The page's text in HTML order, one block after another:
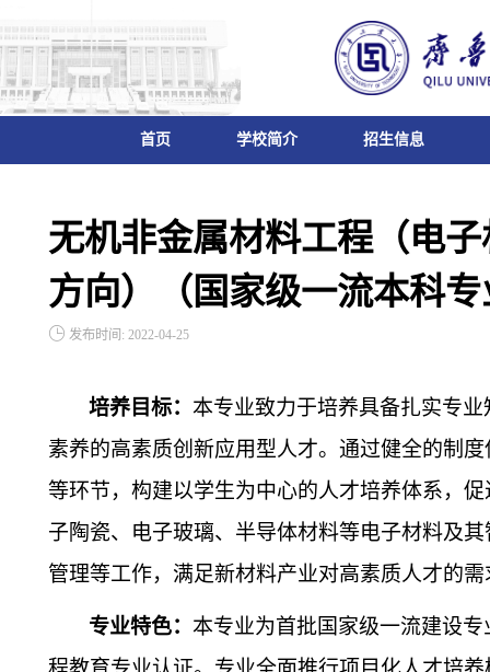
首页 学校简介 招生信息
无机非金属材料工程（电
方向）（国家级一流本科
发布时间: 2022-04-25
培养目标：本专业致力于培养具备扎实专
素养的高素质创新应用型人才。通过健全的制
等环节，构建以学生为中心的人才培养体系，
子陶瓷、电子玻璃、半导体材料等电子材料及
管理等工作，满足新材料产业对高素质人才的需
专业特色：本专业为首批国家级一流建设